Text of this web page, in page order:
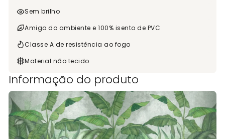
Sem brilho
Amigo do ambiente e 100% isento de PVC
Classe A de resistência ao fogo
Material não tecido
Informação do produto